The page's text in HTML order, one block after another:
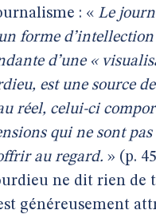
: « Le
forme d’intellection
d’une «
est une source
réel, celui-ci
qui ne sont pas
au regard. » (p.
ne dit rien de
généreusement